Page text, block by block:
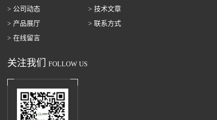
> 公司动态
> 技术文章
> 产品展厅
> 联系方式
> 在线留言
关注我们 FOLLOW US